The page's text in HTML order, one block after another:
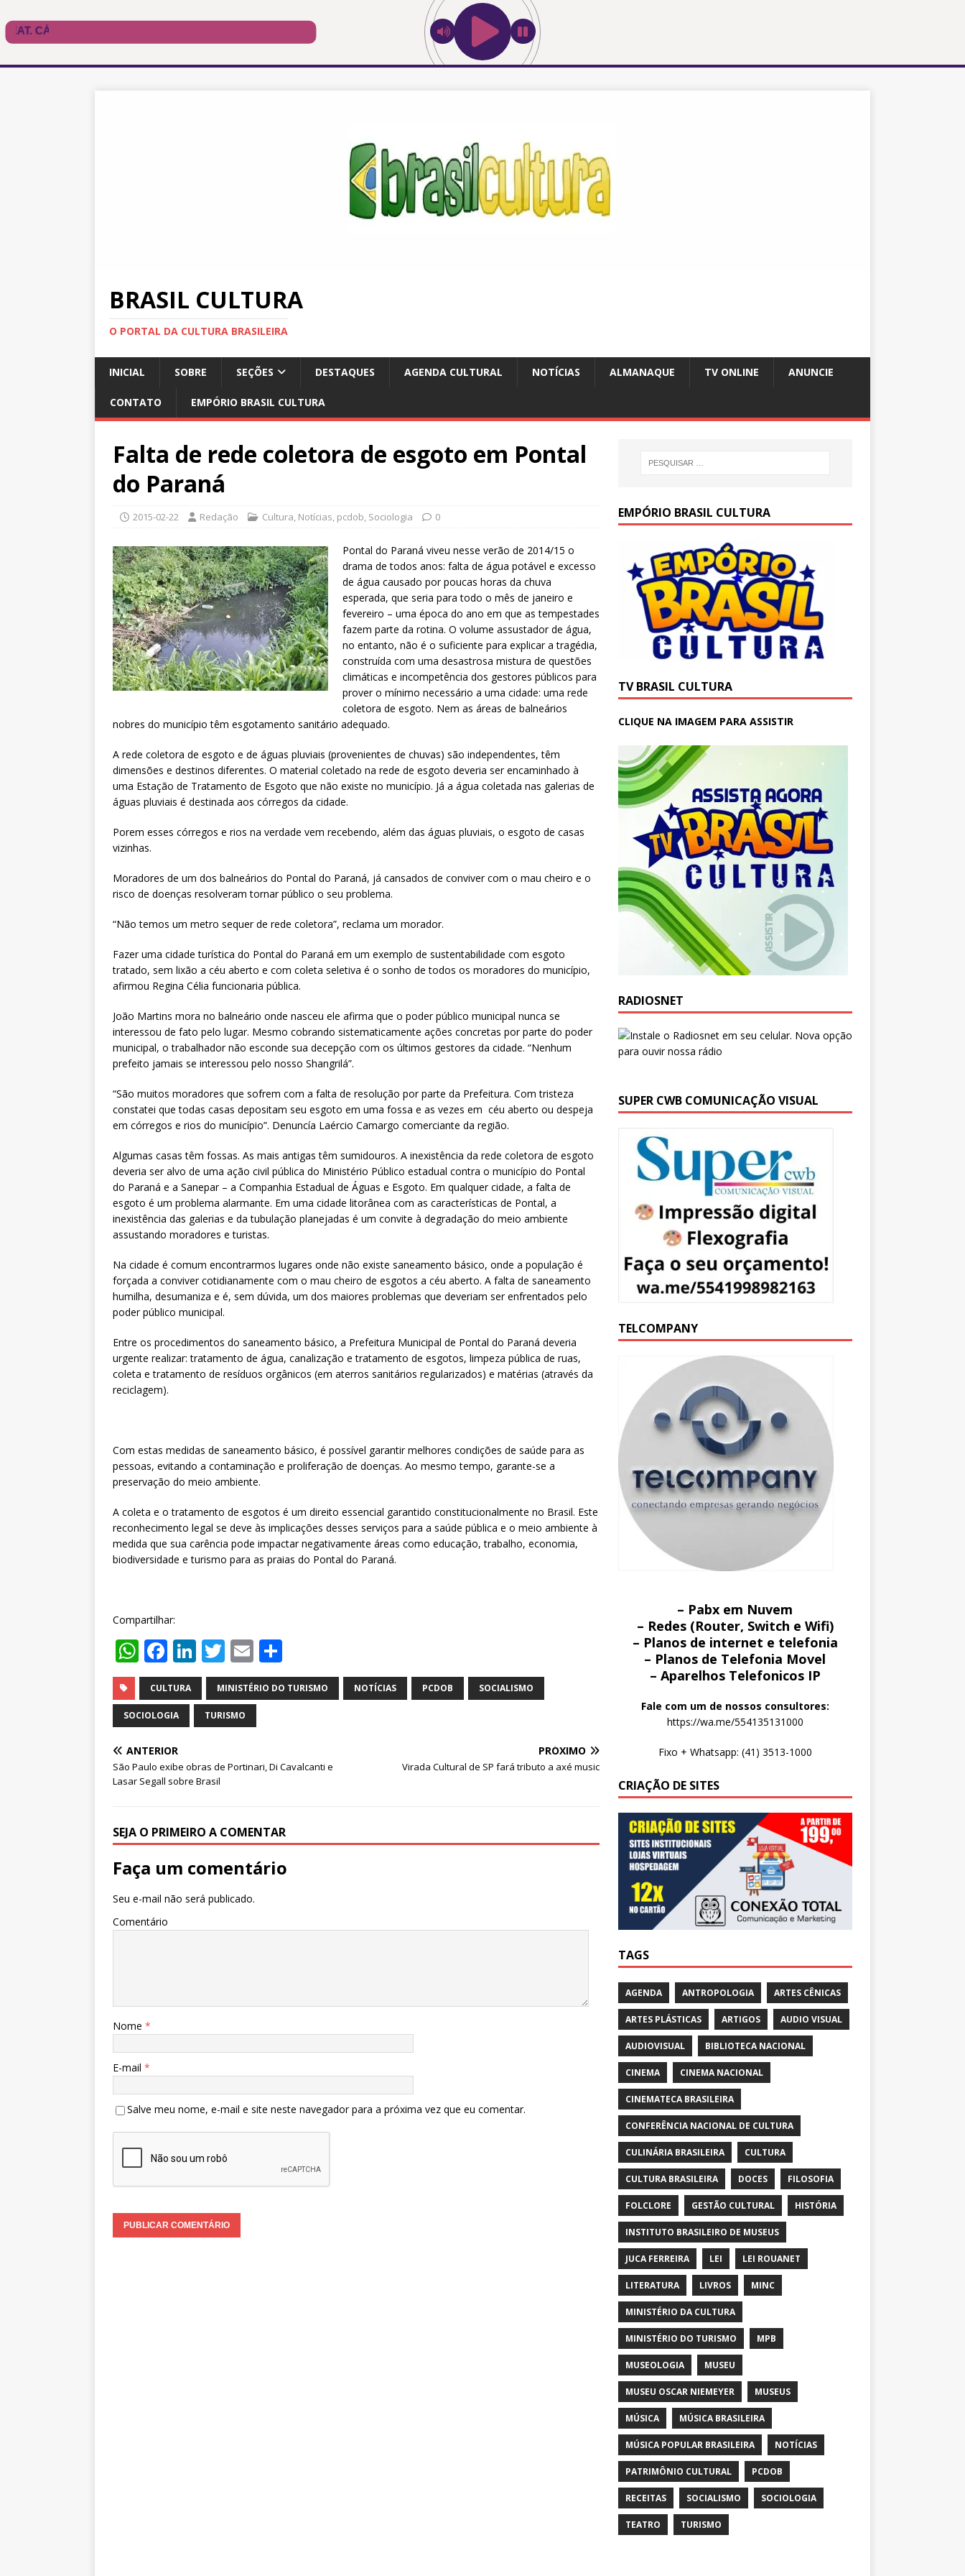
BRASIL CULTURA
O PORTAL DA CULTURA BRASILEIRA
INICIAL SOBRE SEÇÕES DESTAQUES AGENDA CULTURAL NOTÍCIAS ALMANAQUE TV ONLINE ANUNCIE
CONTATO EMPÓRIO BRASIL CULTURA
Falta de rede coletora de esgoto em Pontal
do Paraná
2015-02-22 Redação Cultura, Notícias, pcdob, Sociologia 0
Pontal do Paraná viveu nesse verão de 2014/15 o
drama de todos anos: falta de água potável e excesso
de água causado por poucas horas da chuva
esperada, que seria para todo o mês de janeiro e
fevereiro – uma época do ano em que as tempestades
fazem parte da rotina. O volume assustador de água,
no entanto, não é o suficiente para explicar a tragédia,
construída com uma desastrosa mistura de questões
climáticas e incompetência dos gestores públicos para
prover o mínimo necessário a uma cidade: uma rede
coletora de esgoto. Nem as áreas de balneários
nobres do município têm esgotamento sanitário adequado.
A rede coletora de esgoto e de águas pluviais (provenientes de chuvas) são independentes, têm
dimensões e destinos diferentes. O material coletado na rede de esgoto deveria ser encaminhado à
uma Estação de Tratamento de Esgoto que não existe no município. Já a água coletada nas galerias de
águas pluviais é destinada aos córregos da cidade.
Porem esses córregos e rios na verdade vem recebendo, além das águas pluviais, o esgoto de casas
vizinhas.
Moradores de um dos balneários do Pontal do Paraná, já cansados de conviver com o mau cheiro e o
risco de doenças resolveram tornar público o seu problema.
“Não temos um metro sequer de rede coletora”, reclama um morador.
Fazer uma cidade turística do Pontal do Paraná em um exemplo de sustentabilidade com esgoto
tratado, sem lixão a céu aberto e com coleta seletiva é o sonho de todos os moradores do município,
afirmou Regina Célia funcionaria pública.
João Martins mora no balneário onde nasceu ele afirma que o poder público municipal nunca se
interessou de fato pelo lugar. Mesmo cobrando sistematicamente ações concretas por parte do poder
municipal, o trabalhador não esconde sua decepção com os últimos gestores da cidade. “Nenhum
prefeito jamais se interessou pelo nosso Shangrilá”.
“São muitos moradores que sofrem com a falta de resolução por parte da Prefeitura. Com tristeza
constatei que todas casas depositam seu esgoto em uma fossa e as vezes em céu aberto ou despeja
em córregos e rios do município”. Denuncía Laércio Camargo comerciante da região.
Algumas casas têm fossas. As mais antigas têm sumidouros. A inexistência da rede coletora de esgoto
deveria ser alvo de uma ação civil pública do Ministério Público estadual contra o município do Pontal
do Paraná e a Sanepar – a Companhia Estadual de Águas e Esgoto. Em qualquer cidade, a falta de
esgoto é um problema alarmante. Em uma cidade litorânea com as características de Pontal, a
inexistência das galerias e da tubulação planejadas é um convite à degradação do meio ambiente
assustando moradores e turistas.
Na cidade é comum encontrarmos lugares onde não existe saneamento básico, onde a população é
forçada a conviver cotidianamente com o mau cheiro de esgotos a céu aberto. A falta de saneamento
humilha, desumaniza e é, sem dúvida, um dos maiores problemas que deveriam ser enfrentados pelo
poder público municipal.
Entre os procedimentos do saneamento básico, a Prefeitura Municipal de Pontal do Paraná deveria
urgente realizar: tratamento de água, canalização e tratamento de esgotos, limpeza pública de ruas,
coleta e tratamento de resíduos orgânicos (em aterros sanitários regularizados) e matérias (através da
reciclagem).
Com estas medidas de saneamento básico, é possível garantir melhores condições de saúde para as
pessoas, evitando a contaminação e proliferação de doenças. Ao mesmo tempo, garante-se a
preservação do meio ambiente.
A coleta e o tratamento de esgotos é um direito essencial garantido constitucionalmente no Brasil. Este
reconhecimento legal se deve às implicações desses serviços para a saúde pública e o meio ambiente à
medida que sua carência pode impactar negativamente áreas como educação, trabalho, economia,
biodiversidade e turismo para as praias do Pontal do Paraná.
Compartilhar:
W
h
at
s
A
p
p
F
a
c
e
b
o
o
Li
n
k
e
n
T
w
it
te
E
m
ai
l
h
ar
CULTURA MINISTÉRIO DO TURISMO NOTÍCIAS PCDOB SOCIALISMO
SOCIOLOGIA TURISMO
ANTERIOR
São Paulo exibe obras de Portinari, Di Cavalcanti e
Lasar Segall sobre Brasil
PRÓXIMO
Virada Cultural de SP fará tributo a axé music
SEJA O PRIMEIRO A COMENTAR
Faça um comentário
Seu e-mail não será publicado.
Comentário
Nome *
E-mail *
Salve meu nome, e-mail e site neste navegador para a próxima vez que eu comentar.
EMPÓRIO BRASIL CULTURA
TV BRASIL CULTURA
CLIQUE NA IMAGEM PARA ASSISTIR
RADIOSNET
SUPER CWB COMUNICAÇÃO VISUAL
TELCOMPANY
– Pabx em Nuvem
– Redes (Router, Switch e Wifi)
– Planos de internet e telefonia
– Planos de Telefonia Movel
– Aparelhos Telefonicos IP
Fale com um de nossos consultores:
https://wa.me/554135131000
Fixo + Whatsapp: (41) 3513-1000
CRIAÇÃO DE SITES
TAGS
AGENDA ANTROPOLOGIA ARTES CÊNICAS
ARTES PLÁSTICAS ARTIGOS AUDIO VISUAL
AUDIOVISUAL BIBLIOTECA NACIONAL
CINEMA CINEMA NACIONAL
CINEMATECA BRASILEIRA
CONFERÊNCIA NACIONAL DE CULTURA
CULINÁRIA BRASILEIRA CULTURA
CULTURA BRASILEIRA DOCES FILOSOFIA
FOLCLORE GESTÃO CULTURAL HISTÓRIA
INSTITUTO BRASILEIRO DE MUSEUS
JUCA FERREIRA LEI LEI ROUANET
LITERATURA LIVROS MINC
MINISTÉRIO DA CULTURA
MINISTÉRIO DO TURISMO MPB
MUSEOLOGIA MUSEU
MUSEU OSCAR NIEMEYER MUSEUS
MÚSICA MÚSICA BRASILEIRA
MÚSICA POPULAR BRASILEIRA NOTÍCIAS
PATRIMÔNIO CULTURAL PCDOB
RECEITAS SOCIALISMO SOCIOLOGIA
TEATRO TURISMO